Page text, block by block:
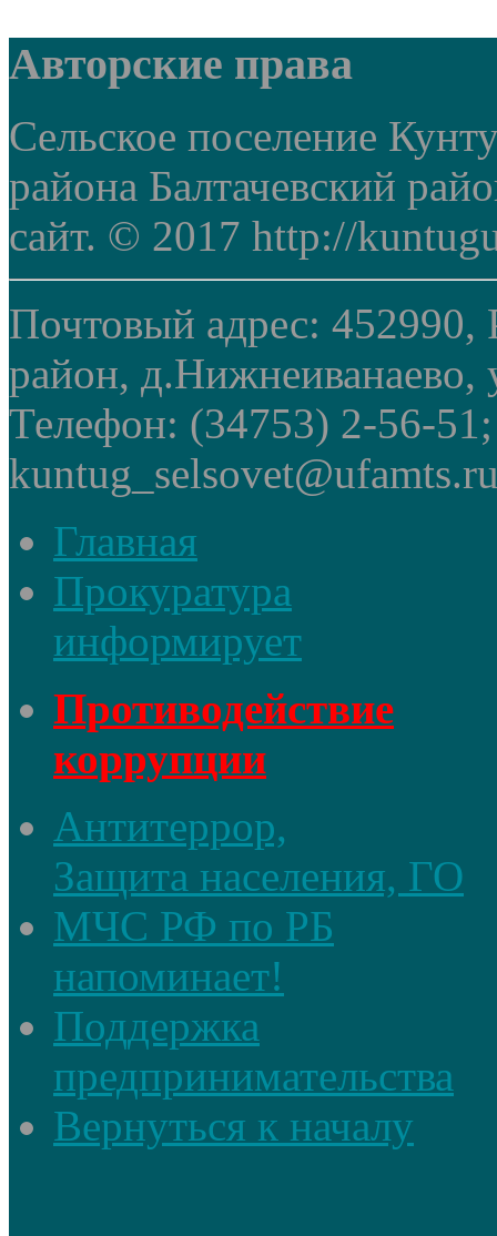
Авторские права
Сельское поселение
района Балтачевский
сайт. © 2017 http://
Почтовый адрес: 452990,
район, д.Нижнеиванаево,
Телефон: (34753) 2-56-
Главная
Прокуратура
информирует
Противодействие
коррупции
Антитеррор,
Защита населения, ГО
МЧС РФ по РБ
напоминает!
Поддержка
предпринимательства
Вернуться к началу